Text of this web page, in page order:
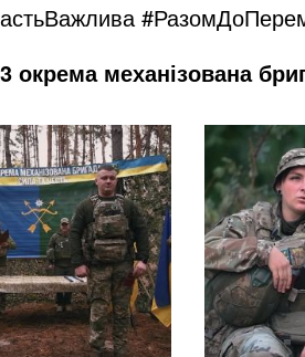
окрема механізована